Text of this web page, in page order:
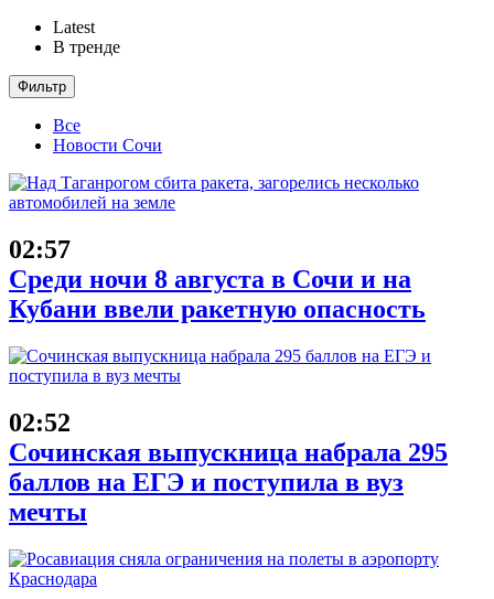
Latest
В тренде
Фильтр
Все
Новости Сочи
02:57
Среди ночи 8 августа в Сочи и на
Кубани ввели ракетную опасность
02:52
Сочинская выпускница набрала 295
баллов на ЕГЭ и поступила в вуз
мечты